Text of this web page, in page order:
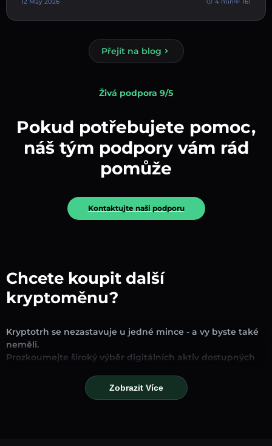
Přejít na blog
Živá podpora 9/5
Pokud potřebujete pomoc,
náš tým podpory vám rád
pomůže
Kontaktujte naši podporu
Chcete koupit další
kryptoměnu?
Kryptotrh se nezastavuje u jedné mince - a vy byste také
neměli.
Prozkoumejte široký výběr digitálních aktiv dostupných
hledáte zavedené stablecoiny, slibné altcoiny nebo
trendové nové tokeny, najdete je všechny na jednom
Zobrazit Více